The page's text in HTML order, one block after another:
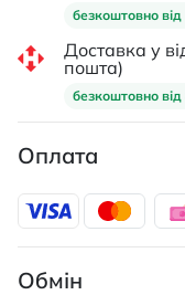
безкоштовно
Доставка у
пошта)
безкоштовно від
Оплата
Обмін